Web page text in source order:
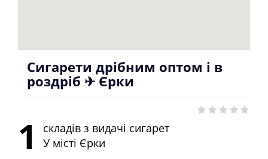
Сигарети дрібним оптом і в
роздріб ✈ Єрки
1
складів з видачі сигарет
У місті Єрки